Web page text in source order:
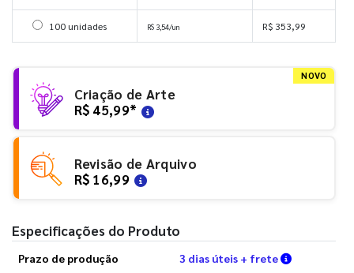
Selecionar 100 unidades
100 unidades R$ 3,54/un R$ 353,99
NOVO
Criação de Arte
R$ 45,99*
Revisão de Arquivo
R$ 16,99
Especificações do Produto
Prazo de produção 3 dias úteis + frete Verifique